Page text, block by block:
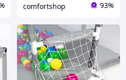
comfortshop 93%